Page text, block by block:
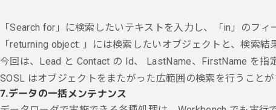
「Search for」に検索したいテキストを入力し、「in」のフィ
「returning object: 」には検索したいオブジェクトと、検索
今回は、Lead と Contact の Id、 LastName、FirstName を指
SOSL はオブジェクトをまたがった広範囲の検索を行うこと
7.データの一括メンテナンス